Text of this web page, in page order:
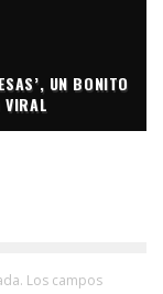
UN BONITO
VIRAL
Los campos